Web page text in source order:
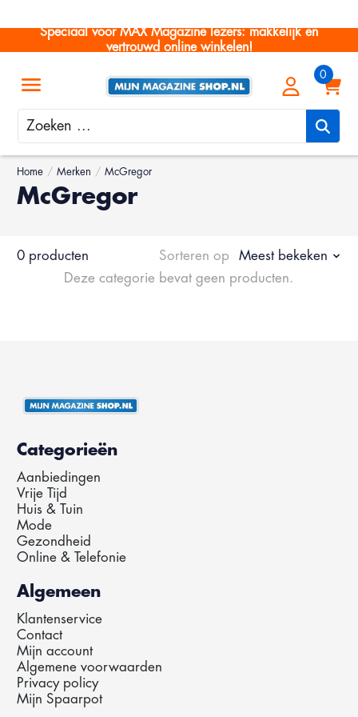
Speciaal voor MAX Magazine lezers: makkelijk en
vertrouwd online winkelen!
Zoeken
Home / Merken / McGregor
McGregor
0 producten Sorteren op
Meest bekeken
Deze categorie bevat geen producten.
Categorieën
Aanbiedingen
Vrije Tijd
Huis & Tuin
Mode
Gezondheid
Online & Telefonie
Algemeen
Klantenservice
Contact
Mijn account
Algemene voorwaarden
Privacy policy
Mijn Spaarpot